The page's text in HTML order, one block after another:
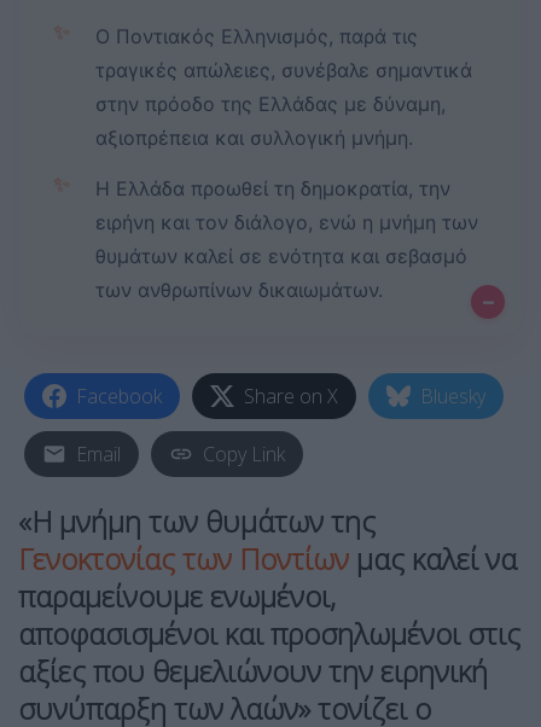
✨
Ο Ποντιακός Ελληνισμός, παρά τις
τραγικές απώλειες, συνέβαλε σημαντικά
στην πρόοδο της Ελλάδας με δύναμη,
αξιοπρέπεια και συλλογική μνήμη.
✨
Η Ελλάδα προωθεί τη δημοκρατία, την
ειρήνη και τον διάλογο, ενώ η μνήμη των
θυμάτων καλεί σε ενότητα και σεβασμό
των ανθρωπίνων δικαιωμάτων.
–
Facebook Share on X Bluesky
Email Copy Link
«Η μνήμη των θυμάτων της
Γενοκτονίας των Ποντίων μας καλεί να
παραμείνουμε ενωμένοι,
αποφασισμένοι και προσηλωμένοι στις
αξίες που θεμελιώνουν την ειρηνική
συνύπαρξη των λαών» τονίζει ο